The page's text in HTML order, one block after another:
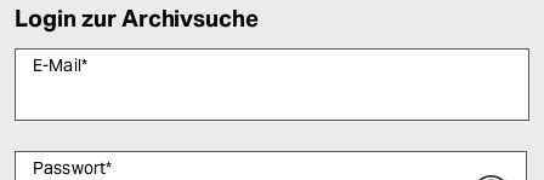
Login zur Archivsuche
E-Mail*
Passwort*